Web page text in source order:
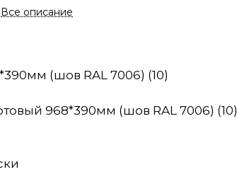
Все описание
(шов RAL 7006) (10)
968*390мм (шов RAL 7006) (10)